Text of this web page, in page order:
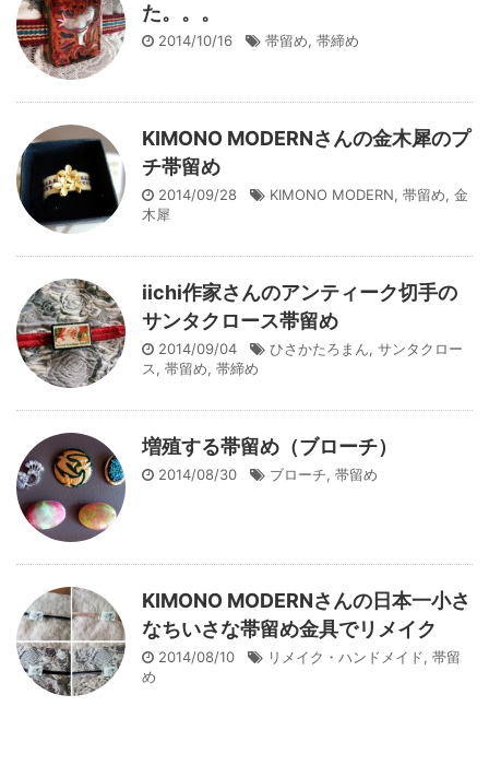
た。。。
2014/10/16 帯留め, 帯締め
KIMONO MODERNさんの金木犀のプ
チ帯留め
2014/09/28 KIMONO MODERN, 帯留め, 金
木犀
iichi作家さんのアンティーク切手の
サンタクロース帯留め
2014/09/04 ひさかたろまん, サンタクロー
ス, 帯留め, 帯締め
増殖する帯留め（ブローチ）
2014/08/30 ブローチ, 帯留め
KIMONO MODERNさんの日本一小さ
なちいさな帯留め金具でリメイク
2014/08/10 リメイク・ハンドメイド, 帯留
め